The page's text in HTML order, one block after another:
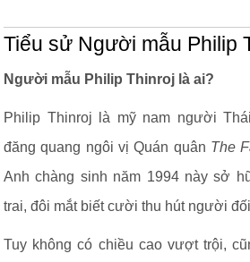
Tiểu sử Người mẫu Philip
Người mẫu Philip Thinroj là ai?
Philip Thinroj là mỹ nam người
đăng quang ngôi vị Quán quân The
Anh chàng sinh năm 1994 này sở
trai, đôi mắt biết cười thu hút người
Tuy không có chiều cao vượt trội,